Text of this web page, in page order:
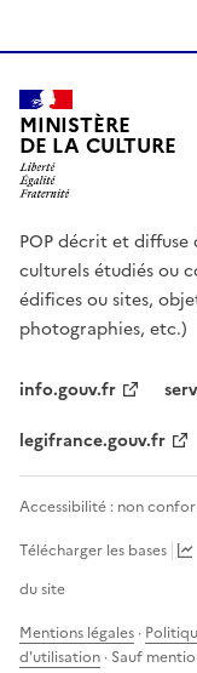
MINISTÈRE
DE LA CULTURE
POP décrit et
culturels étudiés ou
édifices ou sites,
photographies, etc.)
info.gouv.fr
legifrance.gouv.fr
Accessibilité : non
Télécharger les bases
du site
Mentions légales ·
d'utilisation · Sauf